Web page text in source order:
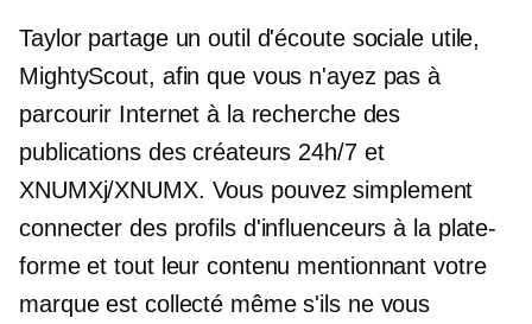
Taylor partage un outil d'écoute sociale utile,
MightyScout, afin que vous n'ayez pas à
parcourir Internet à la recherche des
publications des créateurs 24h/7 et
XNUMXj/XNUMX. Vous pouvez simplement
connecter des profils d'influenceurs à la plate-
forme et tout leur contenu mentionnant votre
marque est collecté même s'ils ne vous